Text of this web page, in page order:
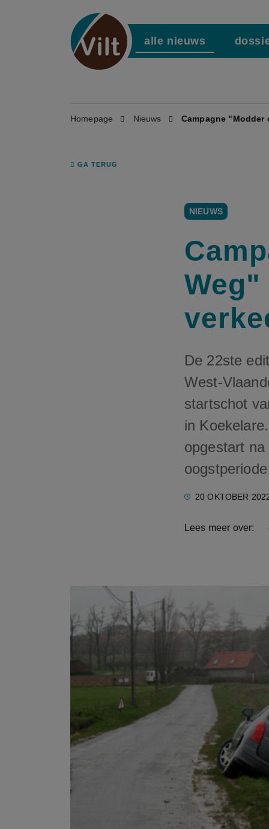
alle nieuws
Homepage Nieuws Campagne "Modder
GA TERUG
NIEUWS
Weg"
De 22ste
West-
startschot
in
opgestart
20 OKTOBER
Lees meer over: